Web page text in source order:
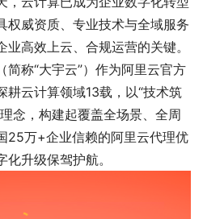
权威资质、专业技术与全域服务
业高效上云、合规运营的关键。
称“大宇云”）作为阿里云官方
耕云计算领域13载，以“技术筑
念，构建起覆盖全场景、全周
25万+企业信赖的阿里云代理优
升级保驾护航。